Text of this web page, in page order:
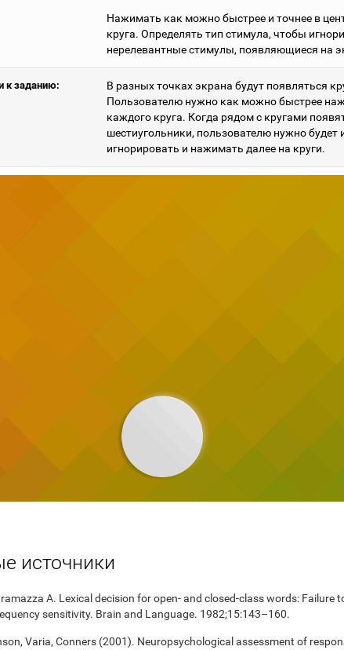
Нажимать как можно быстрее и точнее в
круга. Определять тип стимула, чтобы
нерелевантные стимулы, появляющиеся на
к заданию:
В разных точках экрана будут появляться
Пользователю нужно как можно быстрее
каждого круга. Когда рядом с кругами
шестиугольники, пользователю нужно будет
игнорировать и нажимать далее на круги.
источники
A. Lexical decision for open- and closed-class words: Failure
sensitivity. Brain and Language. 1982;15:143–160.
Varia, Conners (2001). Neuropsychological assessment of